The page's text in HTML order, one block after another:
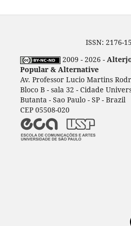
ISSN: 2176-
2009 - 2026 -
Popular & Alternative
Av. Professor Lucio Martins
Bloco B - sala 32 - Cidade
Butanta - Sao Paulo - SP - Brazil
CEP 05508-020